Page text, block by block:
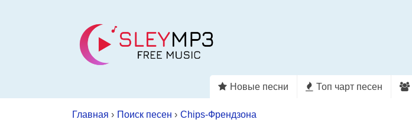
Новые песни Топ чарт песен
Главная › Поиск песен › Chips-Френдзона